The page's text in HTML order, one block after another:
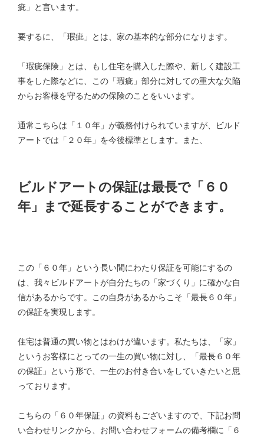
疵」と言います。
要するに、「瑕疵」とは、家の基本的な部分になります。
「瑕疵保険」とは、もし住宅を購入した際や、新しく建設工
事をした際などに、この「瑕疵」部分に対しての重大な欠陥
からお客様を守るための保険のことをいいます。
通常こちらは「１０年」が義務付けられていますが、ビルド
アートでは「２０年」を今後標準とします。また、
ビルドアートの保証は最長で「６０
年」まで延長することができます。
この「６０年」という長い間にわたり保証を可能にするの
は、我々ビルドアートが自分たちの「家づくり」に確かな自
信があるからです。この自身があるからこそ「最長６０年」
の保証を実現します。
住宅は普通の買い物とはわけが違います。私たちは、「家」
というお客様にとっての一生の買い物に対し、「最長６０年
の保証」という形で、一生のお付き合いをしていきたいと思
っております。
こちらの「６０年保証」の資料もございますので、下記お問
い合わせリンクから、お問い合わせフォームの備考欄に「６